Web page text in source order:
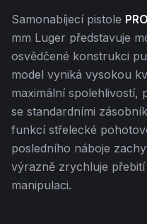
Samonabíjecí pistole
mm Luger představuje
osvědčené konstrukci
model vyniká vysokou
maximální spolehlivostí,
se standardními
funkcí střelecké
posledního náboje
výrazně zrychluje
manipulaci.